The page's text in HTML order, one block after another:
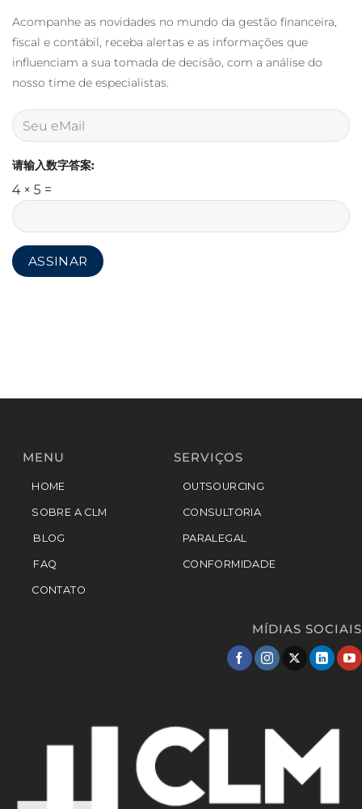
Acompanhe as novidades no mundo da gestão financeira,
fiscal e contábil, receba alertas e as informações que
influenciam a sua tomada de decisão, com a análise do
nosso time de especialistas.
请输入数字答案:
4 × 5 =
MENU
HOME
SOBRE A CLM
BLOG
FAQ
CONTATO
SERVIÇOS
OUTSOURCING
CONSULTORIA
PARALEGAL
CONFORMIDADE
MÍDIAS SOCIAIS